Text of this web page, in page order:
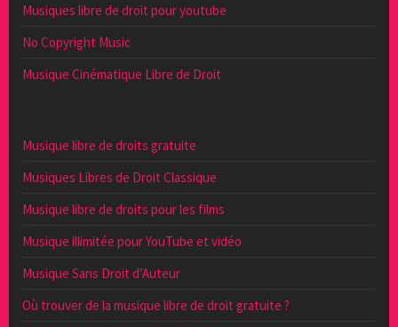
Musiques libre de droit pour youtube
No Copyright Music
Musique Cinématique Libre de Droit
Musique libre de droits gratuite
Musiques Libres de Droit Classique
Musique libre de droits pour les films
Musique illimitée pour YouTube et vidéo
Musique Sans Droit d’Auteur
Où trouver de la musique libre de droit gratuite ?